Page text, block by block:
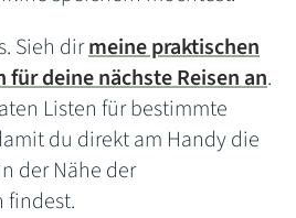
Sieh dirmeine praktischen
für deine nächste Reisen an.
Listen für bestimmte
du direkt am Handy die
der Nähe der
findest.